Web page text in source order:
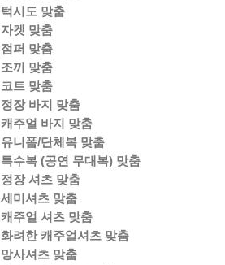
턱시도 맞춤
자켓 맞춤
점퍼 맞춤
조끼 맞춤
코트 맞춤
정장 바지 맞춤
캐주얼 바지 맞춤
유니폼/단체복 맞춤
특수복 (공연 무대복) 맞춤
정장 셔츠 맞춤
세미셔츠 맞춤
캐주얼 셔츠 맞춤
화려한 캐주얼셔츠 맞춤
망사셔츠 맞춤